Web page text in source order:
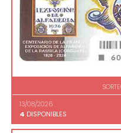
13/08/2026
4 DISPONIBLES